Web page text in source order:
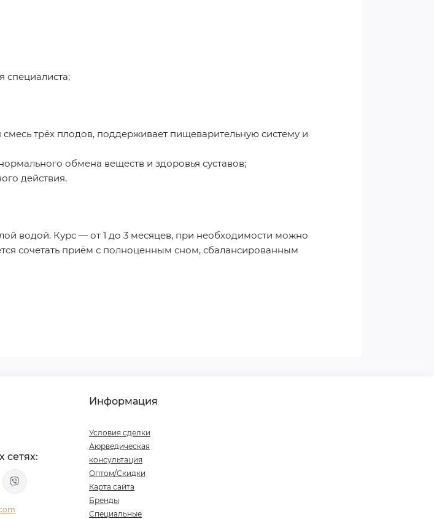
специалиста;
трёх плодов, поддерживает пищеварительную систему и
обмена веществ и здоровья суставов;
действия.
водой. Курс — от 1 до 3 месяцев, при необходимости можно
сочетать приём с полноценным сном, сбалансированным
сетях:
Информация
Условия сделки
Аюрведическая
консультация
Оптом/Скидки
Карта сайта
Бренды
Специальные